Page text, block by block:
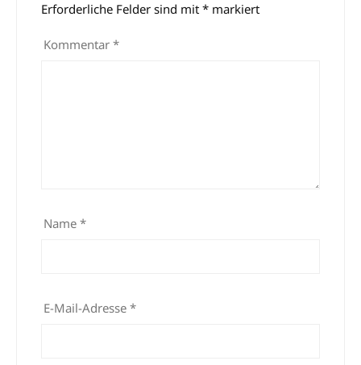
Erforderliche Felder sind mit * markiert
Kommentar *
Name *
E-Mail-Adresse *